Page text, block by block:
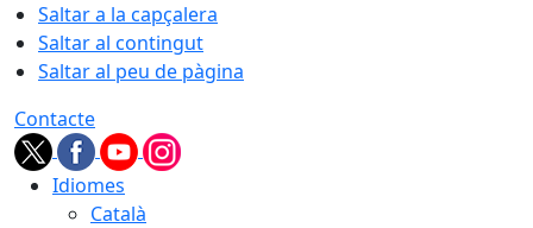
Saltar a la capçalera
Saltar al contingut
Saltar al peu de pàgina
Contacte
Idiomes
Català